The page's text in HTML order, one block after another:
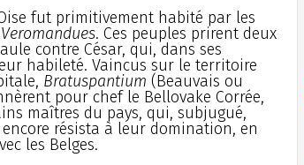
fut primitivement habité par les
Veromandues. Ces peuples prirent deux
contre César, qui, dans ses
habileté. Vaincus sur le territoire
Bratuspantium (Beauvais ou
pour chef le Bellovake Corrée,
maîtres du pays, qui, subjugué,
résista à leur domination, en
les Belges.